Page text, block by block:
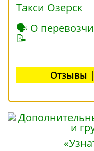
Такси Озерск
🗣 О
📝
Отзывы |